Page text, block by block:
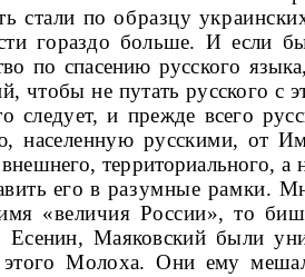
стали по образцу
гораздо больше. И если
по спасению русского
чтобы не путать русского с
следует, и прежде всего
населенную русскими, от
территориального, а
его в разумные рамки.
«величия России», то
Есенин, Маяковский были
Молоха. Они ему